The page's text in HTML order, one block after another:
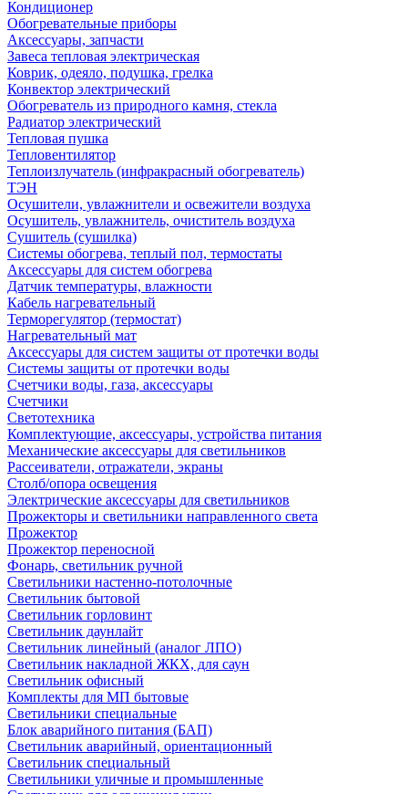
Кондиционер
Обогревательные приборы
Аксессуары, запчасти
Завеса тепловая электрическая
Коврик, одеяло, подушка, грелка
Конвектор электрический
Обогреватель из природного камня, стекла
Радиатор электрический
Тепловая пушка
Тепловентилятор
Теплоизлучатель (инфракрасный обогреватель)
ТЭН
Осушители, увлажнители и освежители воздуха
Осушитель, увлажнитель, очиститель воздуха
Сушитель (сушилка)
Системы обогрева, теплый пол, термостаты
Аксессуары для систем обогрева
Датчик температуры, влажности
Кабель нагревательный
Терморегулятор (термостат)
Нагревательный мат
Аксессуары для систем защиты от протечки воды
Системы защиты от протечки воды
Счетчики воды, газа, аксессуары
Счетчики
Светотехника
Комплектующие, аксессуары, устройства питания
Механические аксессуары для светильников
Рассеиватели, отражатели, экраны
Столб/опора освещения
Электрические аксессуары для светильников
Прожекторы и светильники направленного света
Прожектор
Прожектор переносной
Фонарь, светильник ручной
Светильники настенно-потолочные
Светильник бытовой
Светильник горловинт
Светильник даунлайт
Светильник линейный (аналог ЛПО)
Светильник накладной ЖКХ, для саун
Светильник офисный
Комплекты для МП бытовые
Светильники специальные
Блок аварийного питания (БАП)
Светильник аварийный, ориентационный
Светильник специальный
Светильники уличные и промышленные